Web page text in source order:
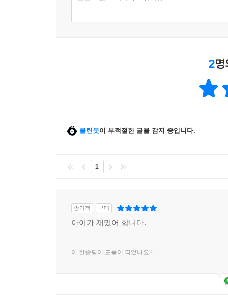
2
클린봇이 부적절한 글을 감지 중입니다.
1
종이책 구매
아이가 재밌어 합니다.
이 한줄평이 도움이 되었나요?